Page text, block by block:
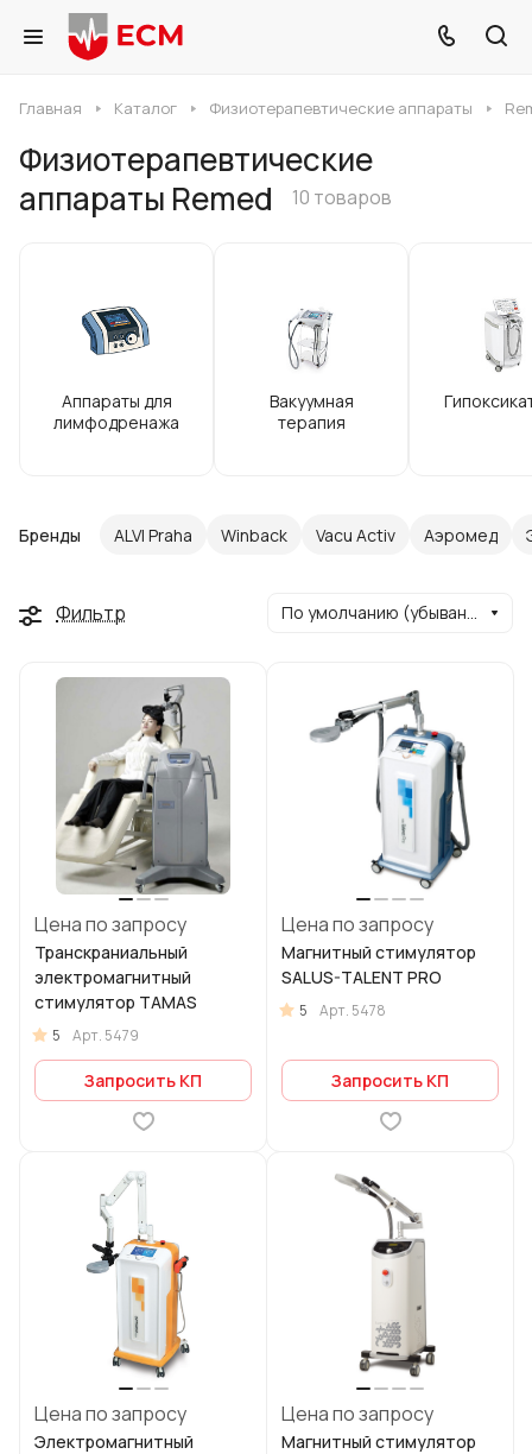
Главная Каталог Физиотерапевтические аппараты
Физиотерапевтические
аппараты Remed
10 товаров
Аппараты для
лимфодренажа
Вакуумная
терапия
Бренды ALVI Praha Winback Vacu Activ Аэромед
Фильтр По умолчанию (убывание)
Цена по запросу
Транскраниальный
электромагнитный
стимулятор TAMAS
5 Арт. 5479
Запросить КП
Цена по запросу
Магнитный стимулятор
SALUS-TALENT PRO
5 Арт. 5478
Запросить КП
Цена по запросу
Электромагнитный
Цена по запросу
Магнитный стимулятор